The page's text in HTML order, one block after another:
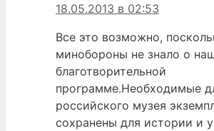
18.05.2013 в 02:53
Все это возможно,
минобороны не знало о
благотворительной
программе.Необходимые
российского музея
сохранены для истории и